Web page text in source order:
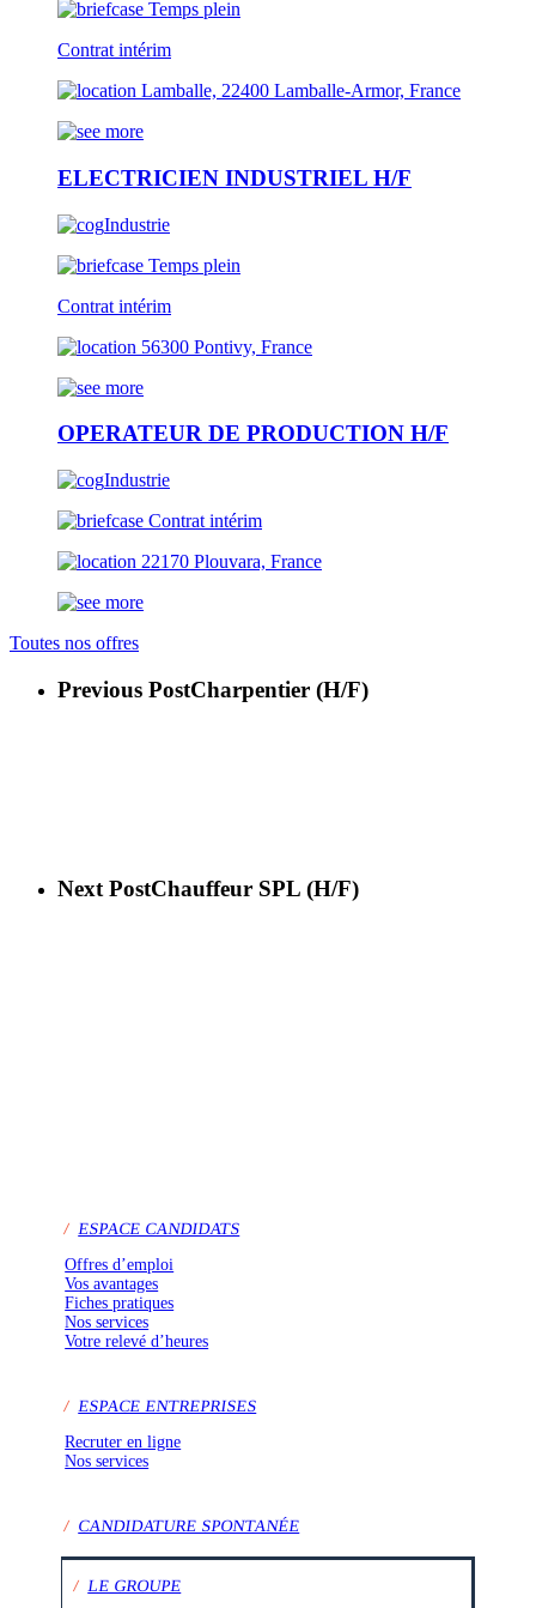
Temps plein
Contrat intérim
Lamballe, 22400 Lamballe-Armor, France
ELECTRICIEN INDUSTRIEL H/F
Industrie
Temps plein
Contrat intérim
56300 Pontivy, France
OPERATEUR DE PRODUCTION H/F
Industrie
Contrat intérim
22170 Plouvara, France
Toutes nos offres
Previous PostCharpentier (H/F)
Next PostChauffeur SPL (H/F)
/ ESPACE CANDIDATS
Offres d’emploi
Vos avantages
Fiches pratiques
Nos services
Votre relevé d’heures
/ ESPACE ENTREPRISES
Recruter en ligne
Nos services
/ CANDIDATURE SPONTANÉE
/ LE GROUPE